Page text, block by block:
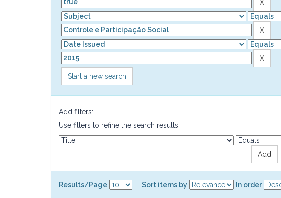
Start a new search
Add filters:
Use filters to refine the search results.
Results/Page Sort items by In order